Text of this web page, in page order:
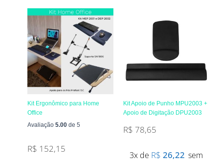
Kit Ergonômico para Home
Office
Avaliação 5.00de 5
R$ 152,15
Kit Apoio de Punho MPU2003 +
Apoio de Digitação DPU2003
R$ 78,65
3x de R$ 26,22 sem